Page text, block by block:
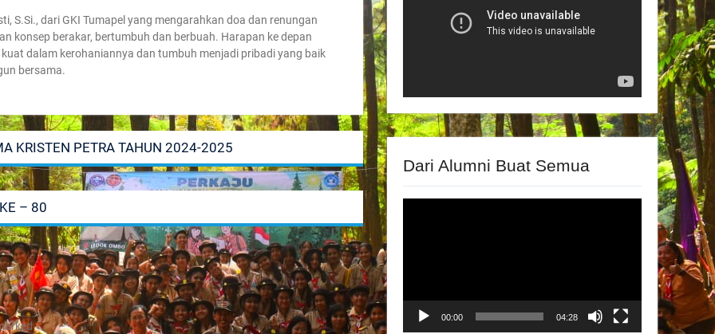
S.Si., dari GKI Tumapel yang mengarahkan doa dan renungan
konsep berakar, bertumbuh dan berbuah. Harapan ke depan
dalam kerohaniannya dan tumbuh menjadi pribadi yang baik
bersama.
KRISTEN PETRA TAHUN 2024-2025
– 80
*
Dari Alumni Buat Semua
00:00 04:28